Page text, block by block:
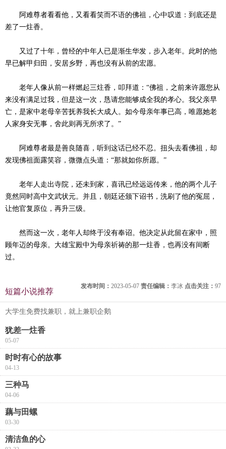
阿难尊者看看他，又看看笑而不语的佛祖，心中叹道：到底还是
差了一炷香。
又过了十年，曾经的中年人已是渐生华发，步入老年。此时的他
早已解甲归田，安居乡野，再也没有从前的宏愿。
老年人像从前一样燃起三炷香，叩拜道：“佛祖，之前来许愿您从
来没有满足过我，但是这一次，恳请您能够成全我的孝心。我父亲早
亡，是家中老母辛苦抚养我长大成人。如今母亲年事已高，唯愿她老
人家身安无事，舍此则再无所求了。”
阿难尊者最是善良随喜，听到这话已经不忍。扭头去看佛祖，却
发现佛祖面露笑容，微微点头道：“那就如你所愿。”
老年人走出寺院，还未到家，喜讯已经远远传来，他的两个儿子
竟然同时高中文武状元。并且，朝廷还颁下诏书，洗刷了他的冤屈，
让他官复原位，再升三级。
然而这一次，老年人却终于没有奉诏。他决定从此留在家中，照
顾年迈的母亲。大雄宝殿中为母亲祈祷的那一炷香，也再没有间断
过。
发布时间： 2023-05-07 责任编辑： 李冰 点击关注： 97
短篇小说推荐
大学生免费找兼职，就上兼职企鹅
犹差一炷香
05-07
时时有心的故事
04-13
三种马
04-06
藕与田螺
03-30
清洁鱼的心